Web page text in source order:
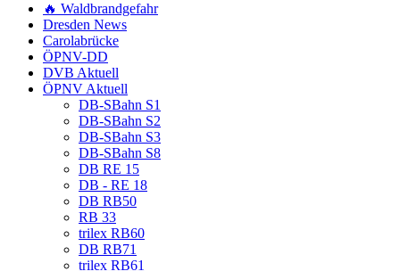
🔥 Waldbrandgefahr
Dresden News
Carolabrücke
ÖPNV-DD
DVB Aktuell
ÖPNV Aktuell
DB-SBahn S1
DB-SBahn S2
DB-SBahn S3
DB-SBahn S8
DB RE 15
DB - RE 18
DB RB50
RB 33
trilex RB60
DB RB71
trilex RB61